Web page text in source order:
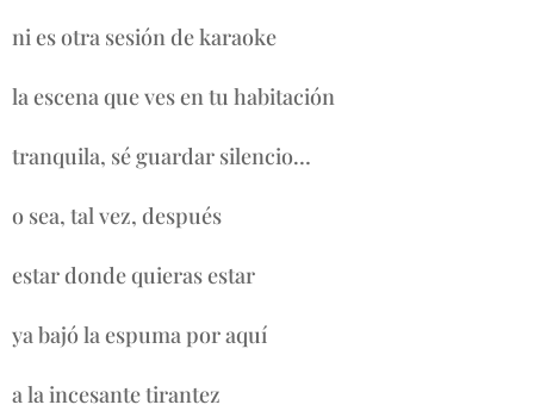
ni es otra sesión de karaoke
la escena que ves en tu habitación
tranquila, sé guardar silencio…
o sea, tal vez, después
estar donde quieras estar
ya bajó la espuma por aquí
a la incesante tirantez